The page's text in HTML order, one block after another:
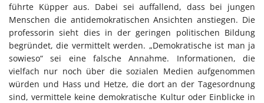
führte Küpper aus. Dabei sei auffallend, dass bei jungen
Menschen die antidemokratischen Ansichten anstiegen. Die
professorin sieht dies in der geringen politischen Bildung
begründet, die vermittelt werden. „Demokratische ist man ja
sowieso“ sei eine falsche Annahme. Informationen, die
vielfach nur noch über die sozialen Medien aufgenommen
würden und Hass und Hetze, die dort an der Tagesordnung
sind, vermittele keine demokratische Kultur oder Einblicke in